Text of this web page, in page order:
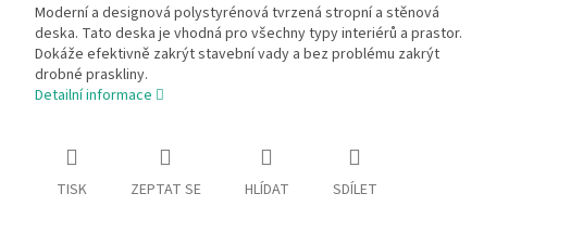
Moderní a designová polystyrénová tvrzená stropní a stěnová
deska. Tato deska je vhodná pro všechny typy interiérů a prastor.
Dokáže efektivně zakrýt stavební vady a bez problému zakrýt
drobné praskliny.
Detailní informace
TISK ZEPTAT SE HLÍDAT SDÍLET